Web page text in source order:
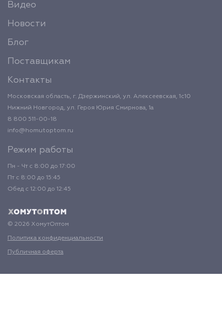
Видео
Новости
Блог
Поставщикам
Контакты
Московская область, г. Дзержинский, ул. Алексеевская, 1с10
Нижний Новгород, ул. Героя Юрия Смирнова, 1а
8 800 511-00-18
info@homutoptom.ru
Режим работы
Пн - Чт с 8:00 до 17:00
Пт с 8:00 до 15:45
Обед с 12:00 до 12:45
© 2026 ХомутОптом
Политика конфиденциальности
Публичная оферта